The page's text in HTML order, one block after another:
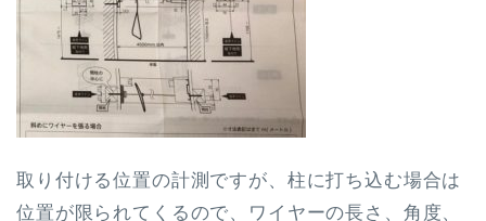
取り付ける位置の計測ですが、柱に打ち込む場合は
位置が限られてくるので、ワイヤーの長さ、角度、